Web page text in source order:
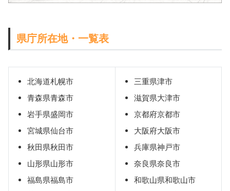
県庁所在地・一覧表
北海道札幌市
青森県青森市
岩手県盛岡市
宮城県仙台市
秋田県秋田市
山形県山形市
福島県福島市
三重県津市
滋賀県大津市
京都府京都市
大阪府大阪市
兵庫県神戸市
奈良県奈良市
和歌山県和歌山市